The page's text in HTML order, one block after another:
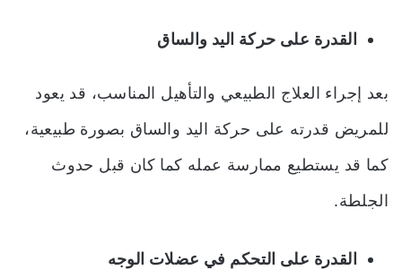
القدرة على حركة اليد والساق
بعد إجراء العلاج الطبيعي والتأهيل المناسب، قد يعود
للمريض قدرته على حركة اليد والساق بصورة طبيعية،
كما قد يستطيع ممارسة عمله كما كان قبل حدوث
الجلطة.
القدرة على التحكم في عضلات الوجه